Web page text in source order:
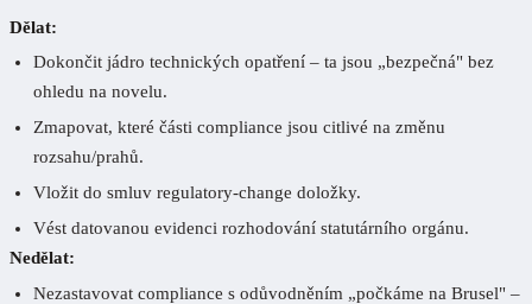
Dělat:
Dokončit jádro technických opatření – ta jsou „bezpečná" bez
ohledu na novelu.
Zmapovat, které části compliance jsou citlivé na změnu
rozsahu/prahů.
Vložit do smluv regulatory-change doložky.
Vést datovanou evidenci rozhodování statutárního orgánu.
Nedělat:
Nezastavovat compliance s odůvodněním „počkáme na Brusel" –